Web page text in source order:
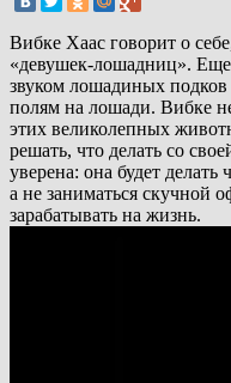
Вибке Хаас говорит о
«девушек-лошадниц». Еще
звуком лошадиных
полям на лошади. Вибке
этих великолепных
решать, что делать со
уверена: она будет делать
а не заниматься скучной
зарабатывать на жизнь.